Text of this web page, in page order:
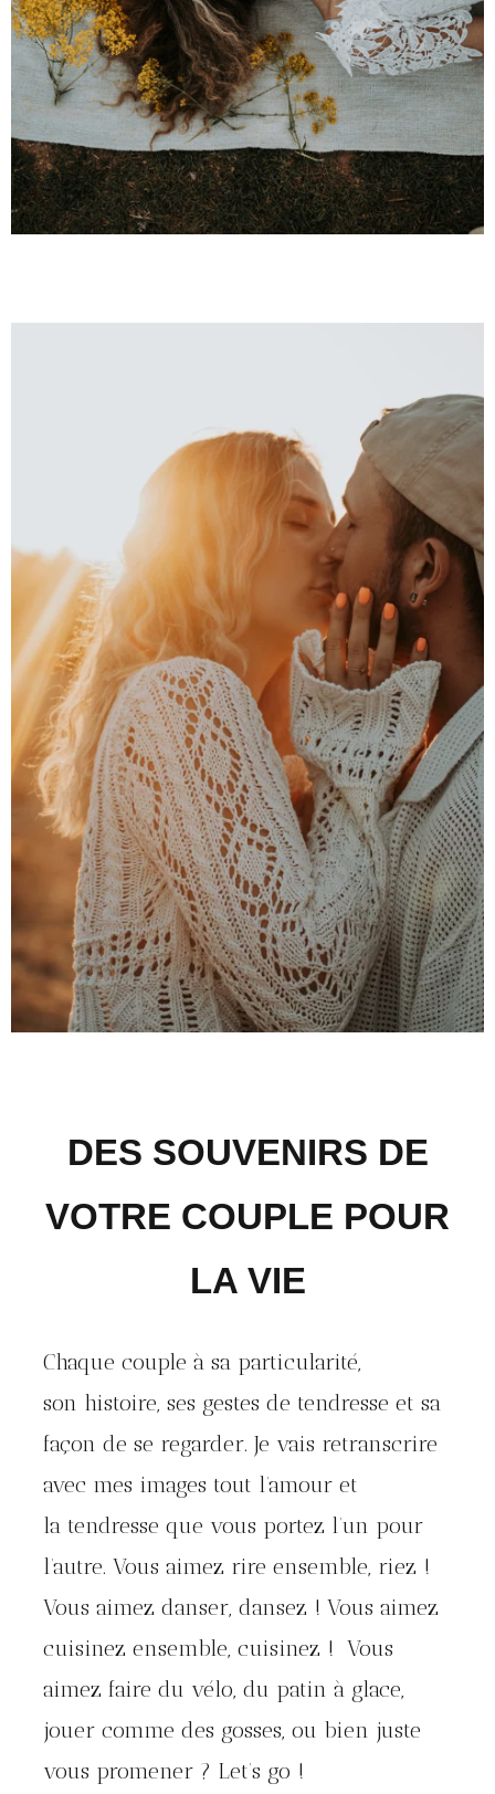
DES SOUVENIRS DE
VOTRE COUPLE POUR
LA VIE
Chaque couple à sa particularité,
son histoire, ses gestes de tendresse et sa
façon de se regarder. Je vais retranscrire
avec mes images tout l’amour et
la tendresse que vous portez l’un pour
l’autre. Vous aimez rire ensemble, riez !
Vous aimez danser, dansez ! Vous aimez
cuisinez ensemble, cuisinez ! Vous
aimez faire du vélo, du patin à glace,
jouer comme des gosses, ou bien juste
vous promener ? Let’s go !